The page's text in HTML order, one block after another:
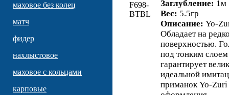
маховое без колец
матч
фидер
нахлыстовое
маховое с кольцами
карповые
Заглубление: 1м
Вес: 5.5гр
Описание: Yo-
Обладает на
поверхностью.
под тонким слоем
гарантирует
идеальной
приманок Yo-Zuri